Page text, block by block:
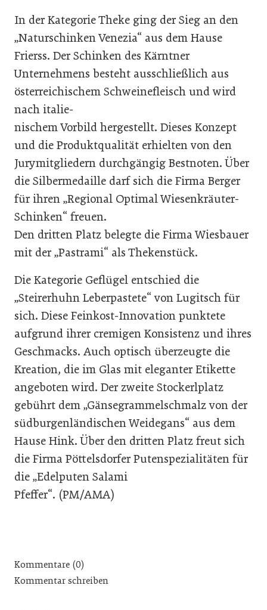
In der Kategorie Theke ging der Sieg an den
„Naturschinken Venezia“ aus dem Hause
Frierss. Der Schinken des Kärntner
Unternehmens besteht ausschließlich aus
österreichischem Schweinefleisch und wird
nach italie-
nischem Vorbild hergestellt. Dieses Konzept
und die Produktqualität erhielten von den
Jurymitgliedern durchgängig Bestnoten. Über
die Silbermedaille darf sich die Firma Berger
für ihren „Regional Optimal Wiesenkräuter-
Schinken“ freuen.
Den dritten Platz belegte die Firma Wiesbauer
mit der „Pastrami“ als Thekenstück.
Die Kategorie Geflügel entschied die
„Steirerhuhn Leberpastete“ von Lugitsch für
sich. Diese Feinkost-Innovation punktete
aufgrund ihrer cremigen Konsistenz und ihres
Geschmacks. Auch optisch überzeugte die
Kreation, die im Glas mit eleganter Etikette
angeboten wird. Der zweite Stockerlplatz
gebührt dem „Gänsegrammelschmalz von der
südburgenländischen Weidegans“ aus dem
Hause Hink. Über den dritten Platz freut sich
die Firma Pöttelsdorfer Putenspezialitäten für
die „Edelputen Salami
Pfeffer“. (PM/AMA)
Kommentare (0)
Kommentar schreiben